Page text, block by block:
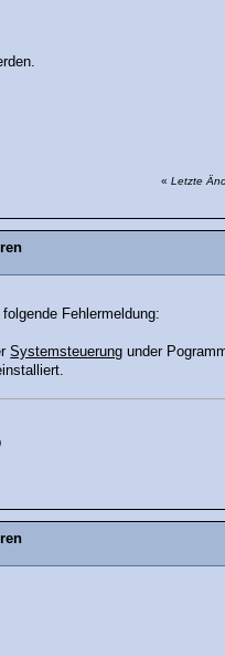
« Letzte
Fehlermeldung:
Systemsteuerung under